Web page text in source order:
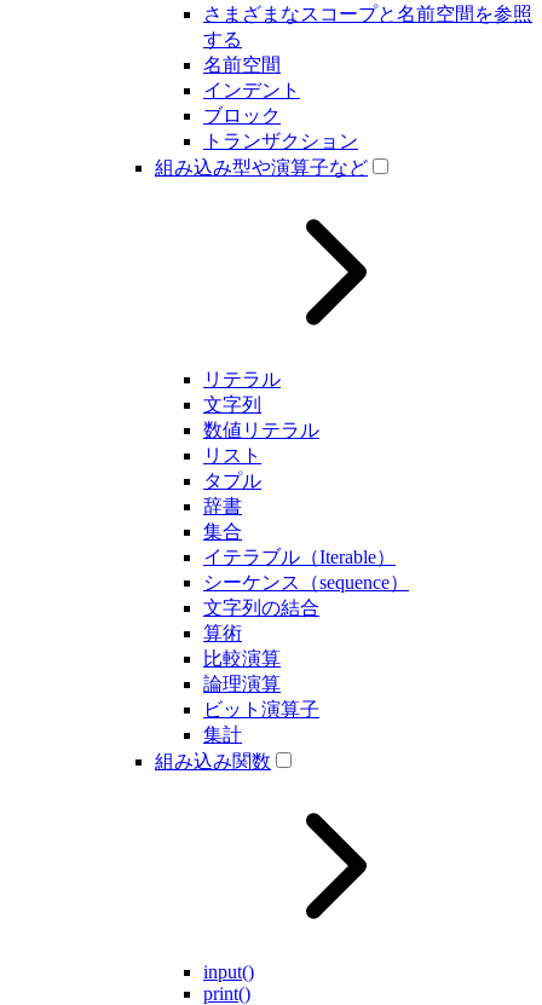
さまざまなスコープと名前空間を参照
する
名前空間
インデント
ブロック
トランザクション
組み込み型や演算子など
リテラル
文字列
数値リテラル
リスト
タプル
辞書
集合
イテラブル（Iterable）
シーケンス（sequence）
文字列の結合
算術
比較演算
論理演算
ビット演算子
集計
組み込み関数
input()
print()